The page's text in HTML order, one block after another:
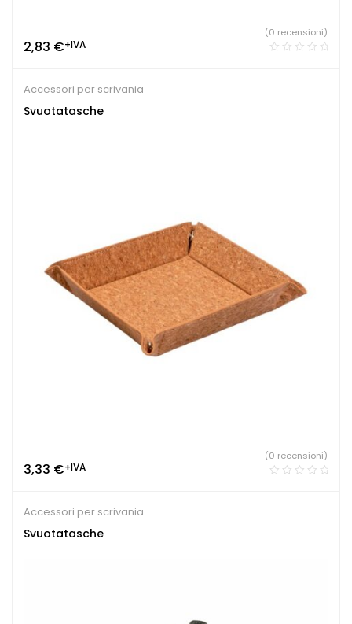
2,83 €+IVA
(0 recensioni)
Accessori per scrivania
Svuotatasche
3,33 €+IVA
(0 recensioni)
Accessori per scrivania
Svuotatasche